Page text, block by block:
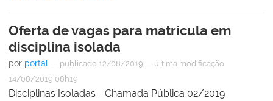
Oferta de vagas para matrícula em
disciplina isolada
por portal — publicado 12/08/2019 — última modificação
14/08/2019 08h19
Disciplinas Isoladas - Chamada Pública 02/2019